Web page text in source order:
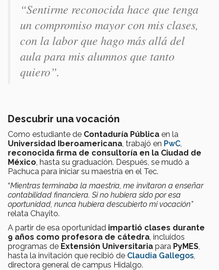
“Sentirme reconocida hace que tenga
un compromiso mayor con mis clases,
con la labor que hago más allá del
aula para mis alumnos que tanto
quiero”.
Descubrir una vocación
Como estudiante de Contaduría Pública en la
Universidad Iberoamericana , trabajó en PwC
reconocida firma de consultoría en la Ciudad de
México , hasta su graduación. Después, se mudó a
Pachuca para iniciar su maestría en el Tec.
“Mientras terminaba la maestría, me invitaron a enseñar
contabilidad financiera. Si no hubiera sido por esa
oportunidad, nunca hubiera descubierto mi vocación”
relata Chayito.
A partir de esa oportunidad impartió clases durante
9 años como profesora de cátedra , incluidos
programas de Extensión Universitaria para PyMES
hasta la invitación que recibió de Claudia Gallegos
directora general de campus Hidalgo.